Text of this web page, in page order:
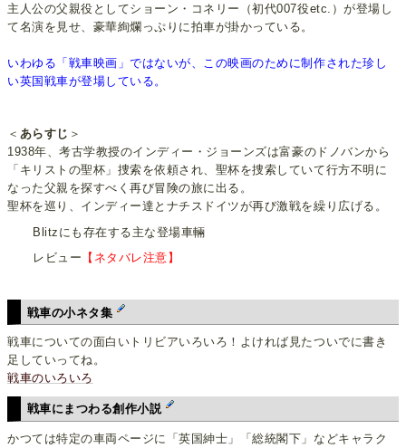
主人公の父親役としてショーン・コネリー（初代007役etc.）が登場し
て名演を見せ、豪華絢爛っぷりに拍車が掛かっている。
いわゆる「戦車映画」ではないが、この映画のために制作された珍し
い英国戦車が登場している。
＜ あらすじ ＞
1938年、考古学教授のインディー・ジョーンズは富豪のドノバンから
「キリストの聖杯」捜索を依頼され、聖杯を捜索していて行方不明に
なった父親を探すべく再び冒険の旅に出る。
聖杯を巡り、インディー達とナチスドイツが再び激戦を繰り広げる。
Blitzにも存在する主な登場車輛
レビュー 【ネタバレ注意】
戦車の小ネタ集
戦車についての面白いトリビアいろいろ！よければ見たついでに書き
足していってね。
戦車のいろいろ
戦車にまつわる創作小説
かつては特定の車両ページに「英国紳士」「総統閣下」などキャラク